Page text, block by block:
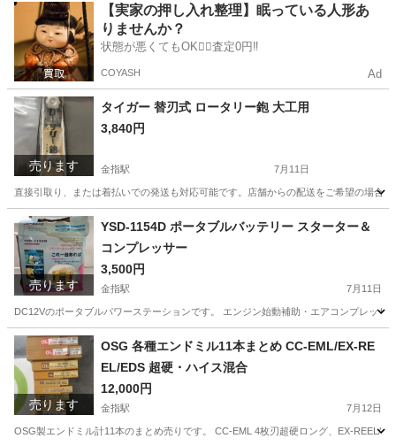
静岡 浜松市 金指駅 生活家電 クリーナー
【実家の押し入れ整理】眠っている人形あ
りませんか？
状態が悪くてもOK🙆‍♀️査定0円‼️
COYASH Ad
売ります
タイガー 替刃式 ロータリー鉋 大工用
3,840円
金指駅 7月11日
直接引取り、または着払いでの発送も対応可能です。店舗からの配送をご希望の場合
静岡 浜松市 その他 ロータリー
売ります
YSD‑1154D ポータブルバッテリー スターター＆
コンプレッサー
3,500円
金指駅 7月11日
DC12Vのポータブルパワーステーションです。 エンジン始動補助・エアコンプレッ
静岡 浜松市 金指駅 その他 コンプレッサー
売ります
OSG 各種エンドミル11本まとめ CC-EML/EX-RE
EL/EDS 超硬・ハイス混合
12,000円
金指駅 7月12日
OSG製エンドミル計11本のまとめ売りです。 CC-EML 4枚刃超硬ロング、EX-REEL/